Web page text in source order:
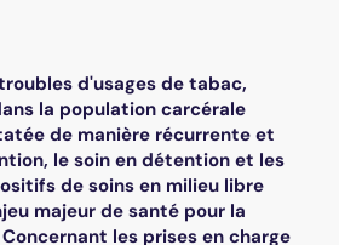
d'usages de tabac,
la population carcérale
de manière récurrente et
le soin en détention et les
de soins en milieu libre
majeur de santé pour la
les prises en charge